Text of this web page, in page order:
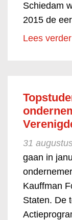
Schiedam
2015 de
Lees verder
31
gaan in
Kauffman
Staten. De